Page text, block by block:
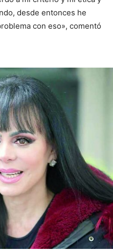
desde entonces he
con eso», comentó